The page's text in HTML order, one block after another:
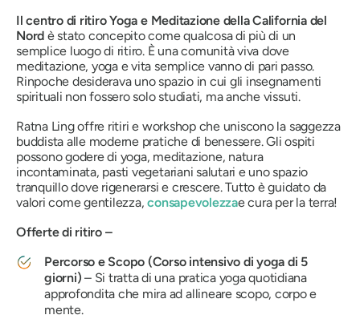
Il centro di ritiro Yoga e Meditazione della California del
Nord è stato concepito come qualcosa di più di un
semplice luogo di ritiro. È una comunità viva dove
meditazione, yoga e vita semplice vanno di pari passo.
Rinpoche desiderava uno spazio in cui gli insegnamenti
spirituali non fossero solo studiati, ma anche vissuti.
Ratna Ling offre ritiri e workshop che uniscono la saggezza
buddista alle moderne pratiche di benessere. Gli ospiti
possono godere di yoga, meditazione, natura
incontaminata, pasti vegetariani salutari e uno spazio
tranquillo dove rigenerarsi e crescere. Tutto è guidato da
valori comegentilezza,consapevolezzae cura per la terra!
Offerte di ritiro –
Percorso e Scopo (Corso intensivo di yoga di 5
giorni) – Si tratta di una pratica yoga quotidiana
approfondita che mira ad allineare scopo, corpo e
mente.